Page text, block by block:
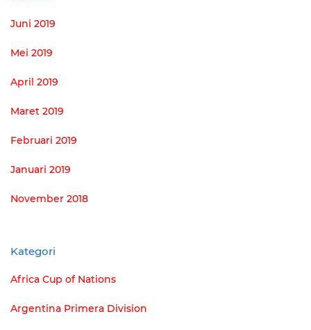
Juni 2019
Mei 2019
April 2019
Maret 2019
Februari 2019
Januari 2019
November 2018
Kategori
Africa Cup of Nations
Argentina Primera Division